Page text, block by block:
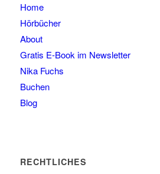
Home
Hörbücher
About
Gratis E-Book im Newsletter
Nika Fuchs
Buchen
Blog
RECHTLICHES